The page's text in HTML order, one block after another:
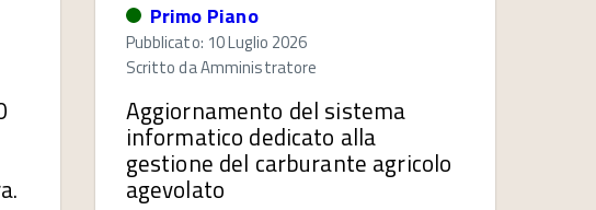
Primo Piano
Pubblicato: 10 Luglio 2026
Scritto daAmministratore
Aggiornamento del sistema
informatico dedicato alla
gestione del carburante agricolo
agevolato